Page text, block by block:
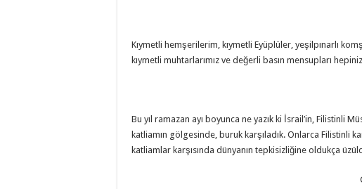
Kıymetli hemşerilerim, kıymetli Eyüplüler, yeşilpınarlı
kıymetli muhtarlarımız ve değerli basın mensupları
Bu yıl ramazan ayı boyunca ne yazık ki İsrail’in, Filistinli
katliamın gölgesinde, buruk karşıladık. Onlarca Filistinli
katliamlar karşısında dünyanın tepkisizliğine oldukça